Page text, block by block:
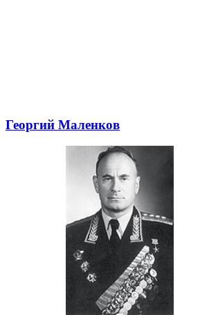
Георгий Маленков